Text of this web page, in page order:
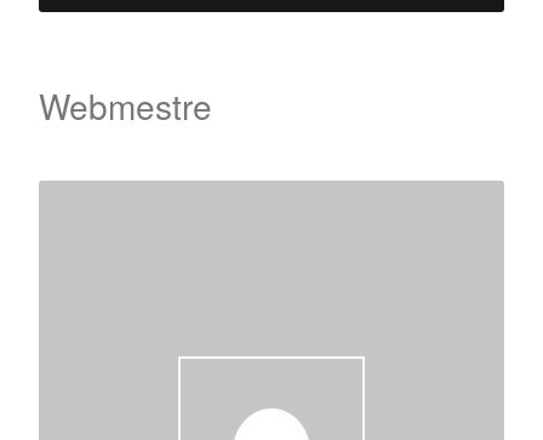
Webmestre